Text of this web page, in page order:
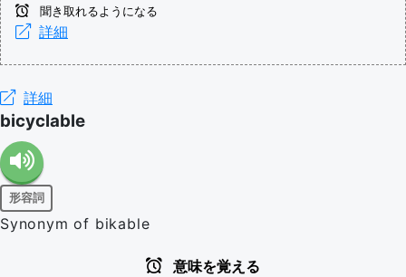
聞き取れるようになる
詳細
詳細
bicyclable
形容詞
Synonym of bikable
意味を覚える